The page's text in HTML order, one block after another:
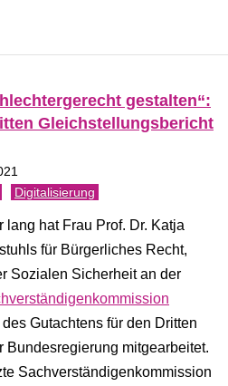
gestalten“:
Gleichstellungsbericht
Digitalisierung
lang hat Frau Prof. Dr. Katja
für Bürgerliches Recht,
Sozialen Sicherheit an der
Gutachtens für den Dritten
Bundesregierung mitgearbeitet.
Sachverständigenkommission